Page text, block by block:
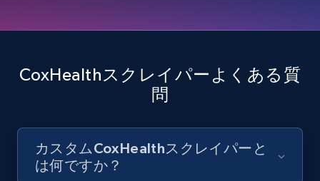
714+ 無料トライアル
keyword and then apply relevant video
filters
CoxHealthスクレイパーよくある質
問
カスタムCoxHealthスクレイパーと
は何ですか？